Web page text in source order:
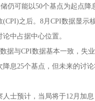
仍可能以50个基点为起点
之后。8月CPI数据显示
中占据中心位置。
据与CPI数据基本一致，失
息25个基点，但未来的讨
士预计，当局将于12月加